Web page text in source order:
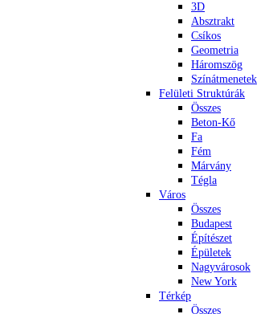
3D
Absztrakt
Csíkos
Geometria
Háromszög
Színátmenetek
Felületi Struktúrák
Összes
Beton-Kő
Fa
Fém
Márvány
Tégla
Város
Összes
Budapest
Építészet
Épületek
Nagyvárosok
New York
Térkép
Összes